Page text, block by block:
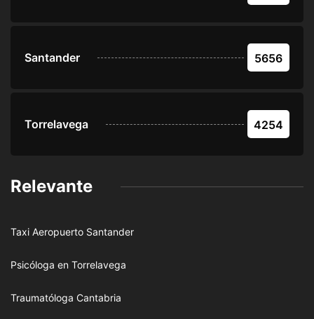
Santander 5656
Torrelavega 4254
Relevante
Taxi Aeropuerto Santander
Psicóloga en Torrelavega
Traumatóloga Cantabria